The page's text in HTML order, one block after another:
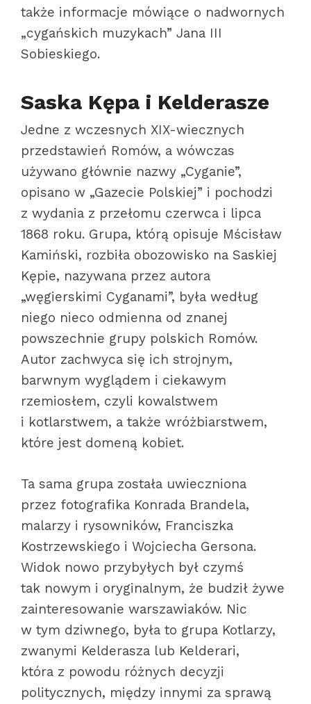
także informacje mówiące o nadwornych
„cygańskich muzykach” Jana III
Sobieskiego.
Saska Kępa i Kelderasze
Jedne z wczesnych XIX-wiecznych
przedstawień Romów, a wówczas
używano głównie nazwy „Cyganie”,
opisano w „Gazecie Polskiej” i pochodzi
z wydania z przełomu czerwca i lipca
1868 roku. Grupa, którą opisuje Mścisław
Kamiński, rozbiła obozowisko na Saskiej
Kępie, nazywana przez autora
„węgierskimi Cyganami”, była według
niego nieco odmienna od znanej
powszechnie grupy polskich Romów.
Autor zachwyca się ich strojnym,
barwnym wyglądem i ciekawym
rzemiosłem, czyli kowalstwem
i kotlarstwem, a także wróżbiarstwem,
które jest domeną kobiet.
Ta sama grupa została uwieczniona
przez fotografika Konrada Brandela,
malarzy i rysowników, Franciszka
Kostrzewskiego i Wojciecha Gersona.
Widok nowo przybyłych był czymś
tak nowym i oryginalnym, że budził żywe
zainteresowanie warszawiaków. Nic
w tym dziwnego, była to grupa Kotlarzy,
zwanymi Kelderasza lub Kelderari,
która z powodu różnych decyzji
politycznych, między innymi za sprawą